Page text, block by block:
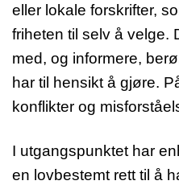
eller lokale forskrifter,
friheten til selv å velge.
med, og informere,
har til hensikt å gjøre.
konflikter og
I utgangspunktet har
en lovbestemt rett til å